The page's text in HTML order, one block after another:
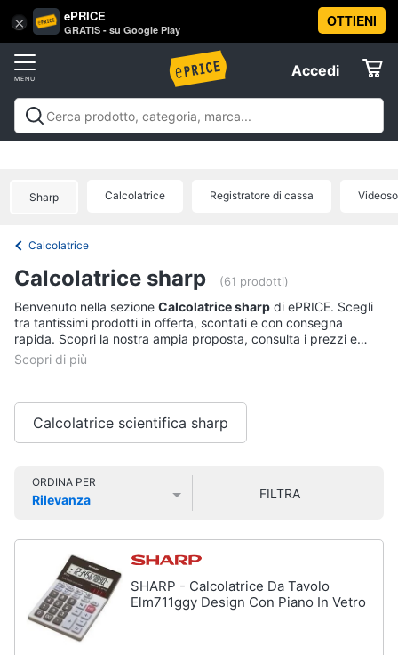
× ePRICE
GRATIS - su Google Play
OTTIENI
Accedi
Accedi
Registrati
Offerte
Tv
e
Home
Cinema
home
Videogiochi
e
Clima
Vai
al
Sharp Calcolatrice Registratore di cassa
Calcolatrice
Calcolatrice sharp (61 prodotti)
Benvenuto nella sezione Calcolatrice sharp di ePRICE. Scegli
tra tantissimi prodotti in offerta, scontati e con consegna
rapida. Scopri la nostra ampia proposta, consulta i prezzi e
acquista comodamente online.
Calcolatrice scientifica sharp
ORDINA PER
Rilevanza
FILTRA
SHARP - Calcolatrice Da Tavolo
Elm711ggy Design Con Piano In Vetro